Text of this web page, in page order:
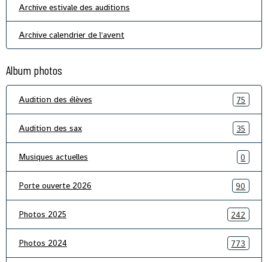
Archive estivale des auditions
Archive calendrier de l'avent
Album photos
Audition des élèves 75
Audition des sax 35
Musiques actuelles 0
Porte ouverte 2026 90
Photos 2025 242
Photos 2024 773